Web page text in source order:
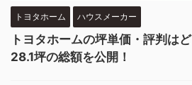
トヨタホーム ハウスメーカー
トヨタホームの坪単価・評判は
28.1坪の総額を公開！